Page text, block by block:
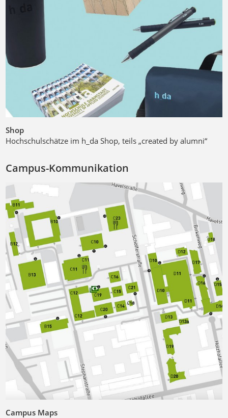
Shop
Hochschulschätze im h_da Shop, teils „created by alumni“
Campus-Kommunikation
Campus Maps